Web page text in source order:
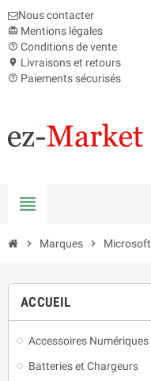
Nous contacter
card_giftcard Mentions légales
help_outline Conditions de vente
location_on Livraisons et retours
help_outline Paiements sécurisés
view_headline
chevron_right Marques chevron_right Microsoft
ACCUEIL
Accessoires Numériques
Batteries et Chargeurs